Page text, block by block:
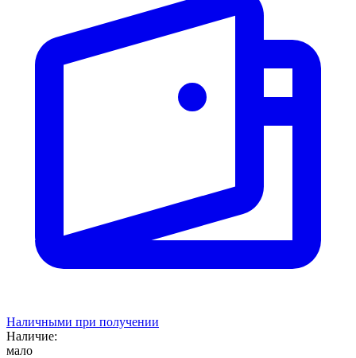
Наличными при получении
Наличие:
мало